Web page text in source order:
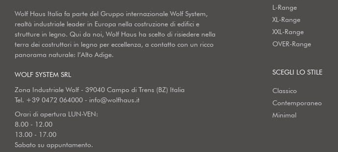
Wolf Haus Italia fa parte del Gruppo internazionale Wolf System,
realtà industriale leader in Europa nella costruzione di edifici e
strutture in legno. Qui da noi, Wolf Haus ha scelto di risiedere nella
terra dei costruttori in legno per eccellenza, a contatto con un ricco
panorama naturale: l’Alto Adige.
WOLF SYSTEM SRL
Zona Industriale Wolf - 39040 Campo di Trens (BZ) Italia
Tel. +39 0472 064000 - info@wolfhaus.it
Orari di apertura LUN-VEN:
8.00 - 12.00
13.00 - 17.00
Sabato su appuntamento.
L-Range
XL-Range
XXL-Range
OVER-Range
SCEGLI LO STILE
Classico
Contemporaneo
Minimal